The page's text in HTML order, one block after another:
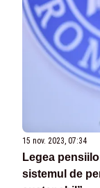
15 nov. 2023, 07:34
Legea
sistemul de